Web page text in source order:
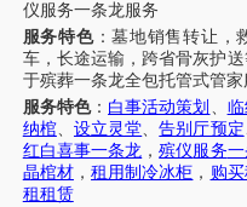
仪服务一条龙服务
服务特色：墓地销售转让，
车，长途运输，跨省骨灰护
于殡葬一条龙全包托管式管家
服务特色： 白事活动策划 、
纳棺、 设立灵堂、告别厅预定
红白喜事一条龙 ，殡仪服务
晶棺材，租用制冷冰柜 ， 购
租租赁